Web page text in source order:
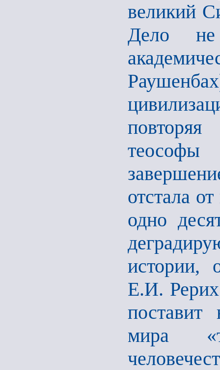
великий
Дело
отстала
одно
истории,
Е.И.
мира